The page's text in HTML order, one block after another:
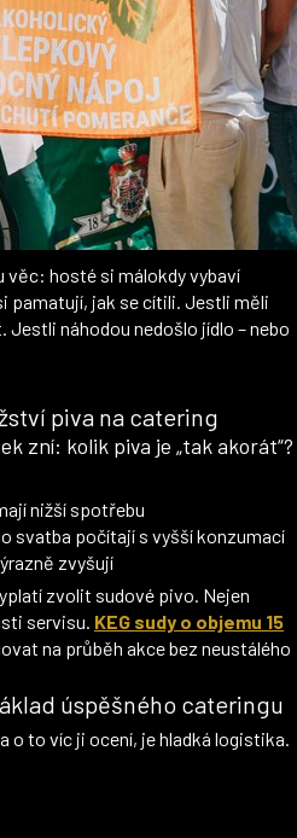
věc: hosté si málokdy vybaví
pamatují, jak se cítili. Jestli měli
náhodou nedošlo jídlo – nebo
piva na catering
zní: kolik piva je „tak akorát“?
nižší spotřebu
svatba počítají s vyšší konzumací
zvyšují
zvolit sudové pivo. Nejen
servisu. KEG sudy o objemu 15
na průběh akce bez neustálého
úspěšného cateringu
o to víc ji ocení, je hladká logistika.